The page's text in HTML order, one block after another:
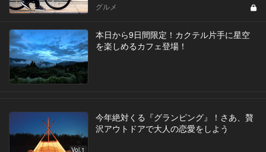
グルメ
本日から9日間限定！カクテル片手に星空
を楽しめるカフェ登場！
Vol.1
今年絶対くる『グランピング』！さあ、贅
沢アウトドアで大人の恋愛をしよう